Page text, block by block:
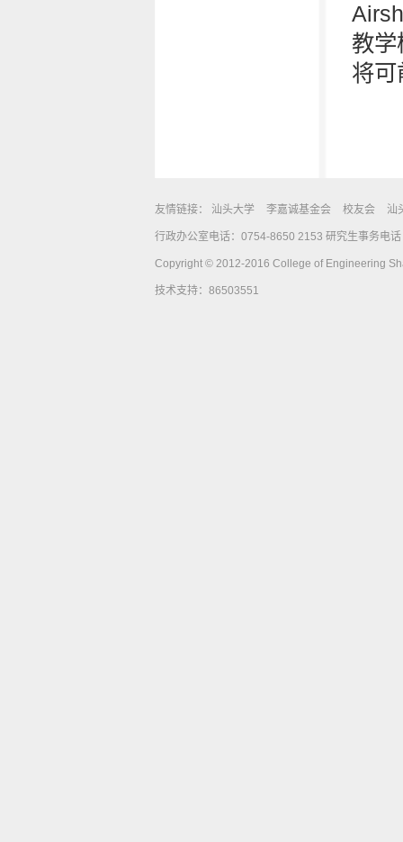
教学
将可
友情链接： 汕头大学 李嘉诚基金会 校友会 汕
行政办公室电话：0754-8650 2153 研究生事务电
Copyright © 2012-2016 College of Engineering
技术支持：86503551